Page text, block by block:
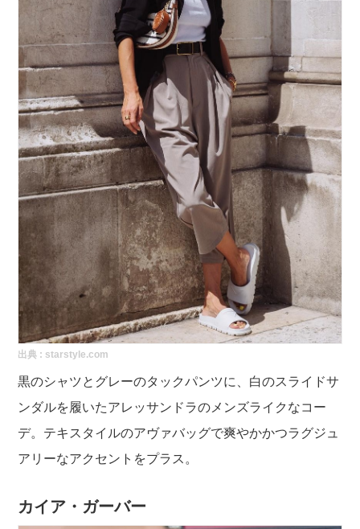
出典 : starstyle.com
黒のシャツとグレーのタックパンツに、白のスライドサ
ンダルを履いたアレッサンドラのメンズライクなコー
デ。テキスタイルのアヴァバッグで爽やかかつラグジュ
アリーなアクセントをプラス。
カイア・ガーバー